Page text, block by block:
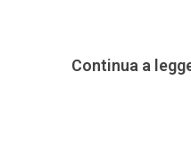
Continua a